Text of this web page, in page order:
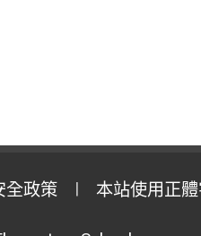
全政策 本站使用正